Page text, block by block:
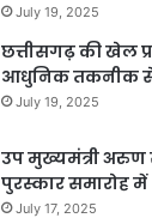
July 19, 2025
छत्तीसगढ़ की खेल
आधुनिक तकनीक से
July 19, 2025
उप मुख्यमंत्री अरुण
पुरस्कार समारोह में
July 17, 2025